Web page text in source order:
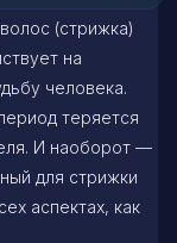
(стрижка)
на
человека.
теряется
И наоборот —
для стрижки
аспектах, как